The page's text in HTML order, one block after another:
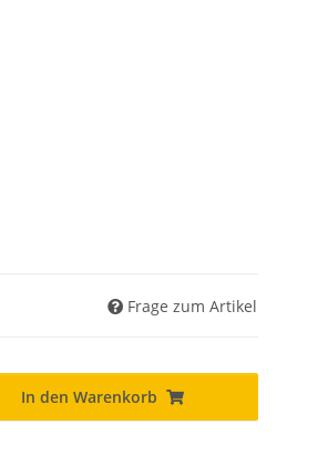
Frage zum Artikel
In den Warenkorb